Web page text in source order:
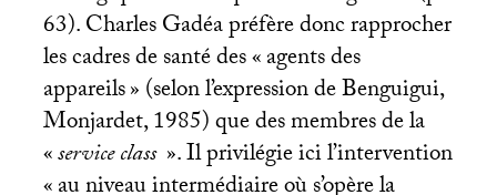
63). Charles Gadéa préfère donc rapprocher
les cadres de santé des «agents des
appareils» (selon l’expression de Benguigui,
Monjardet, 1985) que des membres de la
«service class ». Il privilégie ici l’intervention